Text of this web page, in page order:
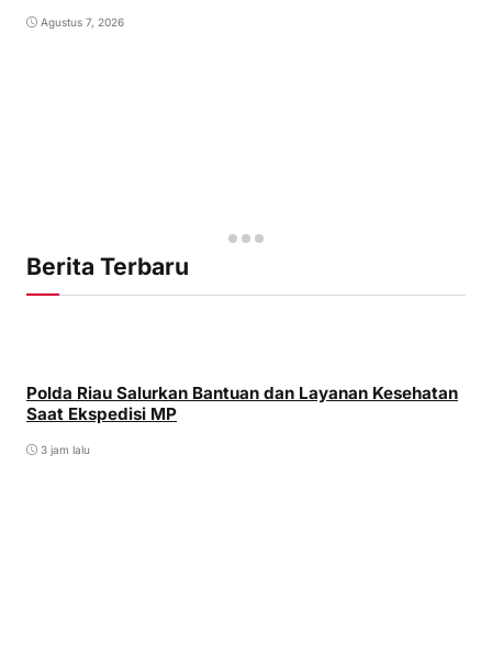
Agustus 7, 2026
Berita Terbaru
Polda Riau Salurkan Bantuan dan Layanan Kesehatan
Saat Ekspedisi MP
3 jam lalu